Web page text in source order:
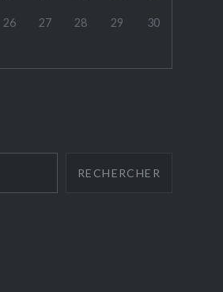
26 27 28 29 30
RECHERCHER